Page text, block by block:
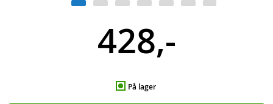
428,-
På lager